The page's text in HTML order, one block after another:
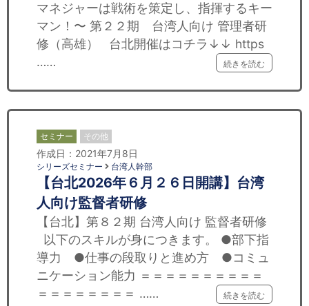
マネジャーは戦術を策定し、指揮するキー
マン！〜 第２２期 台湾人向け 管理者研
修（高雄） 台北開催はコチラ↓↓ https
……
続きを読む
セミナー その他
作成日：2021年7月8日
シリーズセミナー 台湾人幹部
【台北2026年６月２６日開講】台湾
人向け監督者研修
【台北】第８２期 台湾人向け 監督者研修
以下のスキルが身につきます。 ●部下指
導力 ●仕事の段取りと進め方 ●コミュ
ニケーション能力 ＝＝＝＝＝＝＝＝＝＝
＝＝＝＝＝＝＝＝ ……
続きを読む